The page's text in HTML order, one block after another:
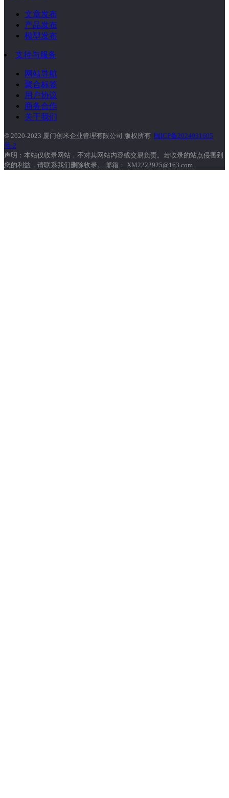
文章发布
产品发布
模型发布
支持与服务
网站导航
聚合标签
用户协议
商务合作
关于我们
© 2020-2023 厦门创米企业管理有限公司 版权所有 闽ICP备2024031605
号-2
声明：本站仅收录网站，不对其网站内容或交易负责。若收录的站点侵害到
您的利益，请联系我们删除收录。 邮箱： XM2222925@163.com